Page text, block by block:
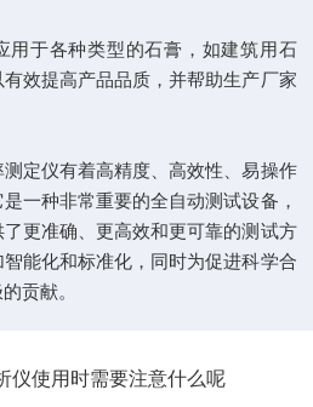
于各种类型的石膏，如建筑用石
效提高产品品质，并帮助生产厂家
仪有着高精度、高效性、易操作
一种非常重要的全自动测试设备，
更准确、更高效和更可靠的测试方
能化和标准化，同时为促进科学合
贡献。
仪使用时需要注意什么呢